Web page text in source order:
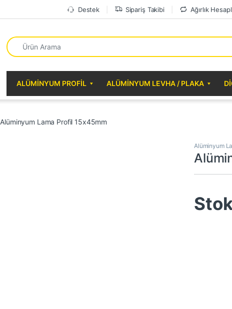
Destek Sipariş Takibi Ağırlık
Search for:
ALÜMINYUM PROFIL ALÜMINYUM LEVHA / PLAKA
Alüminyum Lama Profil 15x45mm
Alüminyum